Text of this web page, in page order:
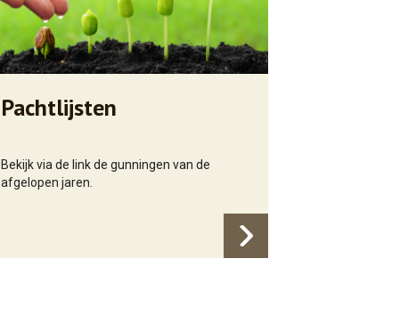
Pachtlijsten
Bekijk via de link de gunningen van de
afgelopen jaren.